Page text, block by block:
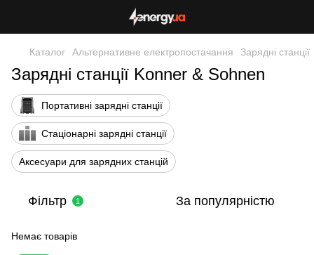
Каталог Альтернативне електропостачання Зарядні станції
Зарядні станції Konner & Sohnen
Портативні зарядні станції
Стаціонарні зарядні станції
Аксесуари для зарядних станцій
Фільтр 1 За популярністю
Немає товарів